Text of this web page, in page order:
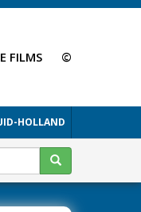
FILMS ©
HOLLAND